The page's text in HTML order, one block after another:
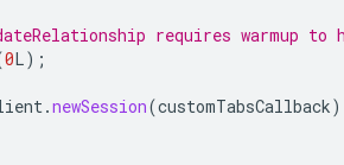
requires warmup to
0L);
.newSession(customTabsCallback